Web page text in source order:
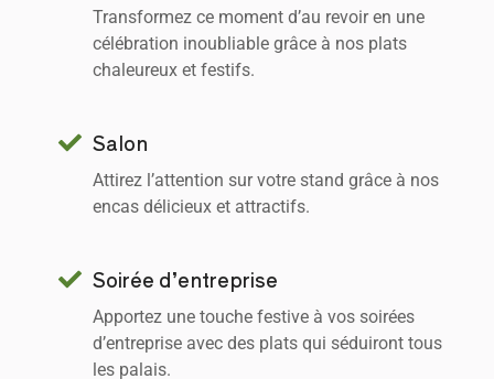
Transformez ce moment d’au revoir en une
célébration inoubliable grâce à nos plats
chaleureux et festifs.
Salon
Attirez l’attention sur votre stand grâce à nos
encas délicieux et attractifs.
Soirée d’entreprise
Apportez une touche festive à vos soirées
d’entreprise avec des plats qui séduiront tous
les palais.